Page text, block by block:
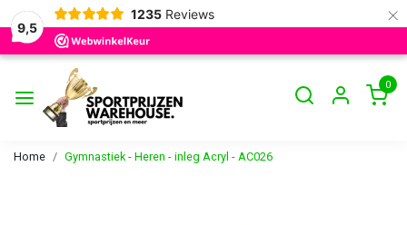
9,5
1235 Reviews ×
0
Home Gymnastiek - Heren - inleg Acryl - AC026